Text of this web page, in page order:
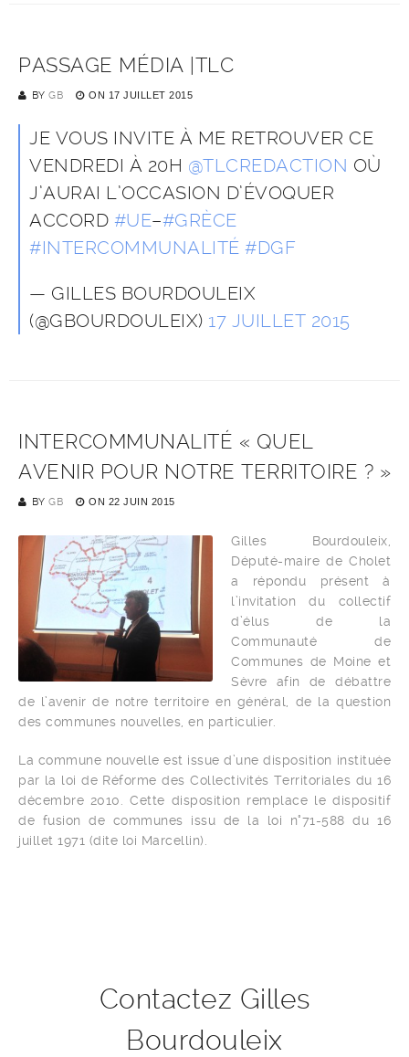
PASSAGE MÉDIA |TLC
BY GB ON 17 JUILLET 2015
JE VOUS INVITE À ME RETROUVER CE
VENDREDI À 20H @TLCREDACTION OÙ
J’AURAI L’OCCASION D’ÉVOQUER
ACCORD #UE–#GRÈCE
#INTERCOMMUNALITÉ #DGF
— GILLES BOURDOULEIX
(@GBOURDOULEIX) 17 JUILLET 2015
INTERCOMMUNALITÉ « QUEL
AVENIR POUR NOTRE TERRITOIRE ? »
BY GB ON 22 JUIN 2015
Gilles Bourdouleix,
Député-maire de Cholet
a répondu présent à
l’invitation du collectif
d’élus de la
Communauté de
Communes de Moine et
Sèvre afin de débattre
de l’avenir de notre territoire en général, de la question
des communes nouvelles, en particulier.
La commune nouvelle est issue d’une disposition instituée
par la loi de Réforme des Collectivités Territoriales du 16
décembre 2010. Cette disposition remplace le dispositif
de fusion de communes issu de la loi n°71-588 du 16
juillet 1971 (dite loi Marcellin).
Contactez Gilles
Bourdouleix